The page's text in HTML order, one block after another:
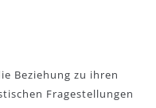
Beziehung zu ihren
Fragestellungen